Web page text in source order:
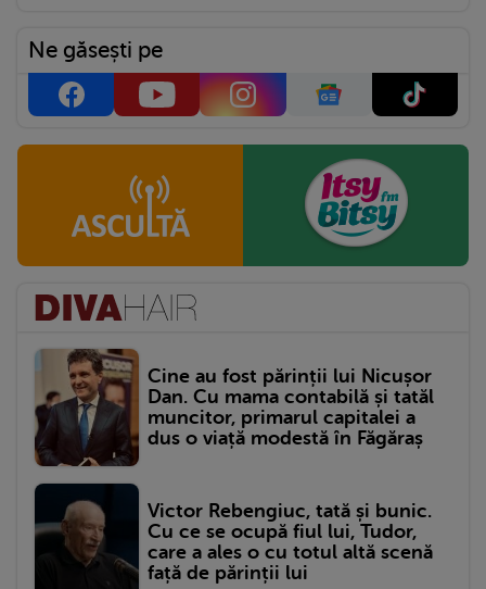
Ne găsești pe
Cine au fost părinții lui Nicușor
Dan. Cu mama contabilă și tatăl
muncitor, primarul capitalei a
dus o viață modestă în Făgăraș
Victor Rebengiuc, tată și bunic.
Cu ce se ocupă fiul lui, Tudor,
care a ales o cu totul altă scenă
față de părinții lui